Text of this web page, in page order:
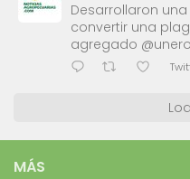
Desarrollaron
convertir una
agregado
MÁS